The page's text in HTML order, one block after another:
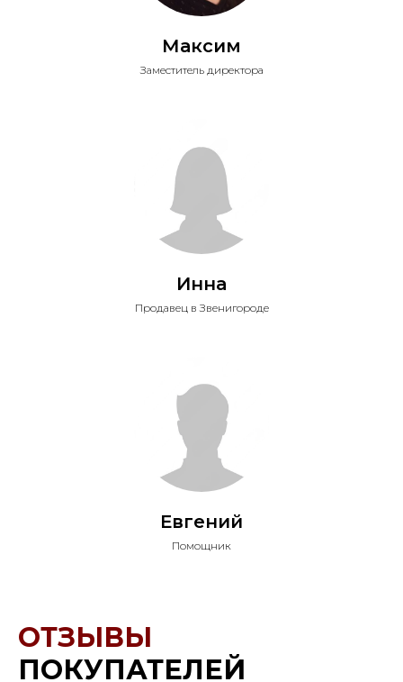
Максим
Заместитель директора
Инна
Продавец в Звенигороде
Евгений
Помощник
ОТЗЫВЫ
ПОКУПАТЕЛЕЙ